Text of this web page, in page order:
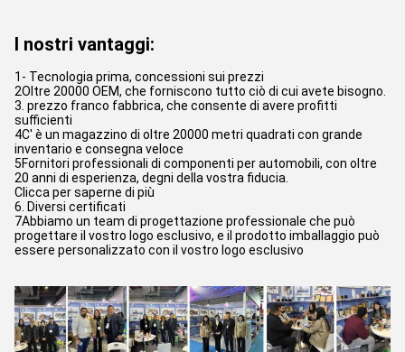
I nostri vantaggi:
1- Tecnologia prima, concessioni sui prezzi
2Oltre 20000 OEM, che forniscono tutto ciò di cui avete bisogno.
3. prezzo franco fabbrica, che consente di avere profitti
sufficienti
4C' è un magazzino di oltre 20000 metri quadrati con grande
inventario e consegna veloce
5Fornitori professionali di componenti per automobili, con oltre
20 anni di esperienza, degni della vostra fiducia.
Clicca per saperne di più
6. Diversi certificati
7Abbiamo un team di progettazione professionale che può
progettare il vostro logo esclusivo, e il prodotto imballaggio può
essere personalizzato con il vostro logo esclusivo